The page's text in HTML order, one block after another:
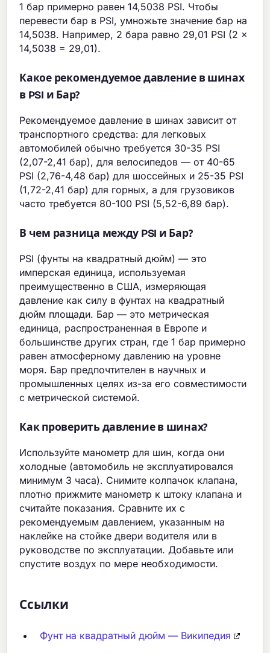
1 бар примерно равен 14,5038 PSI. Чтобы
перевести бар в PSI, умножьте значение бар на
14,5038. Например, 2 бара равно 29,01 PSI (2 x
14,5038 = 29,01).
Какое рекомендуемое давление в шинах
в PSI и Бар?
Рекомендуемое давление в шинах зависит от
транспортного средства: для легковых
автомобилей обычно требуется 30-35 PSI
(2,07-2,41 бар), для велосипедов — от 40-65
PSI (2,76-4,48 бар) для шоссейных и 25-35 PSI
(1,72-2,41 бар) для горных, а для грузовиков
часто требуется 80-100 PSI (5,52-6,89 бар).
В чем разница между PSI и Бар?
PSI (фунты на квадратный дюйм) — это
имперская единица, используемая
преимущественно в США, измеряющая
давление как силу в фунтах на квадратный
дюйм площади. Бар — это метрическая
единица, распространенная в Европе и
большинстве других стран, где 1 бар примерно
равен атмосферному давлению на уровне
моря. Бар предпочтителен в научных и
промышленных целях из-за его совместимости
с метрической системой.
Как проверить давление в шинах?
Используйте манометр для шин, когда они
холодные (автомобиль не эксплуатировался
минимум 3 часа). Снимите колпачок клапана,
плотно прижмите манометр к штоку клапана и
считайте показания. Сравните их с
рекомендуемым давлением, указанным на
наклейке на стойке двери водителя или в
руководстве по эксплуатации. Добавьте или
спустите воздух по мере необходимости.
Ссылки
Фунт на квадратный дюйм — Википедия